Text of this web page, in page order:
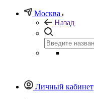
Москва
Назад
Личный кабинет